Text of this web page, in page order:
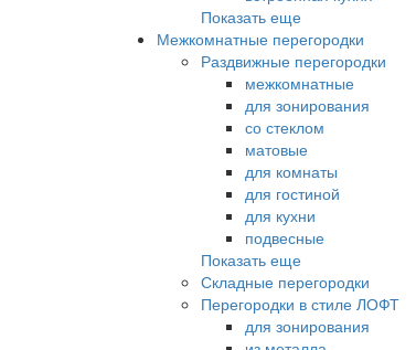
Показать еще
Межкомнатные перегородки
Раздвижные перегородки
межкомнатные
для зонирования
со стеклом
матовые
для комнаты
для гостиной
для кухни
подвесные
Показать еще
Складные перегородки
Перегородки в стиле ЛОФТ
для зонирования